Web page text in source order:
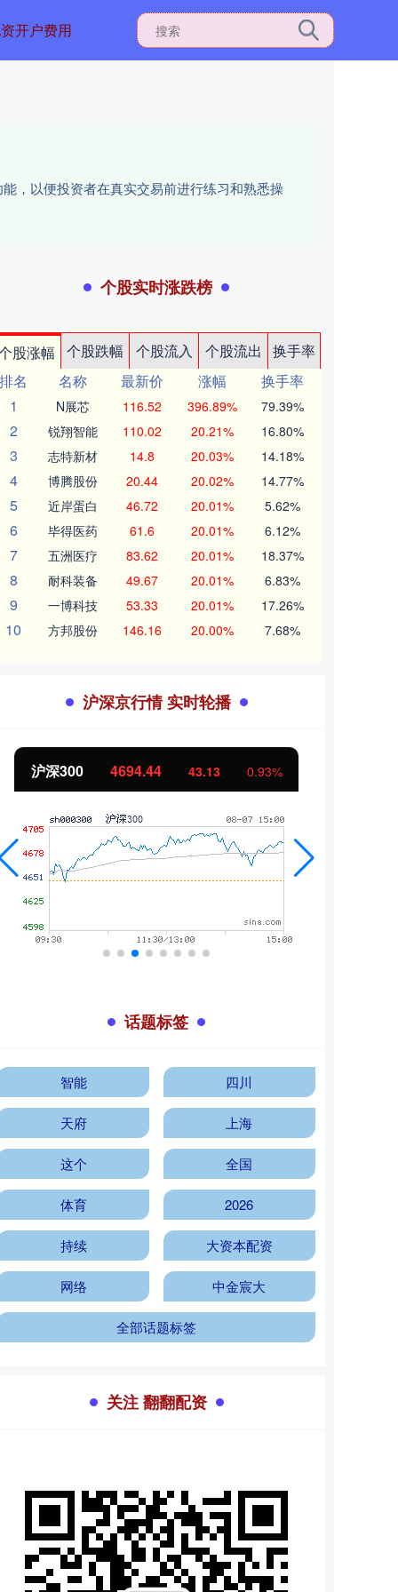
开户费用
，以便投资者在真实交易前进行练习和熟悉操
个股实时涨跌榜
股涨幅 个股跌幅 个股流入 个股流出
换手率
排名
名称 最新价 涨幅
换手率
1
N展芯 116.52 396.89% 79.39%
2 锐翔智能 110.02 20.21% 16.80%
3 志特新材 14.8 20.03% 14.18%
4 博腾股份 20.44 20.02% 14.77%
5 近岸蛋白 46.72 20.01% 5.62%
6 毕得医药 61.6 20.01% 6.12%
7 五洲医疗 83.62 20.01% 18.37%
8 耐科装备 49.67 20.01% 6.83%
9 一博科技 53.33 20.01% 17.26%
10 方邦股份 146.16 20.00% 7.68%
沪深京行情 实时轮播
北证50 1134.24 11.37 1.01%
话题标签
智能 四川
天府 上海
这个 全国
体育 2026
持续 大资本配资
网络 中金宸大
全部话题标签
关注 翻翻配资